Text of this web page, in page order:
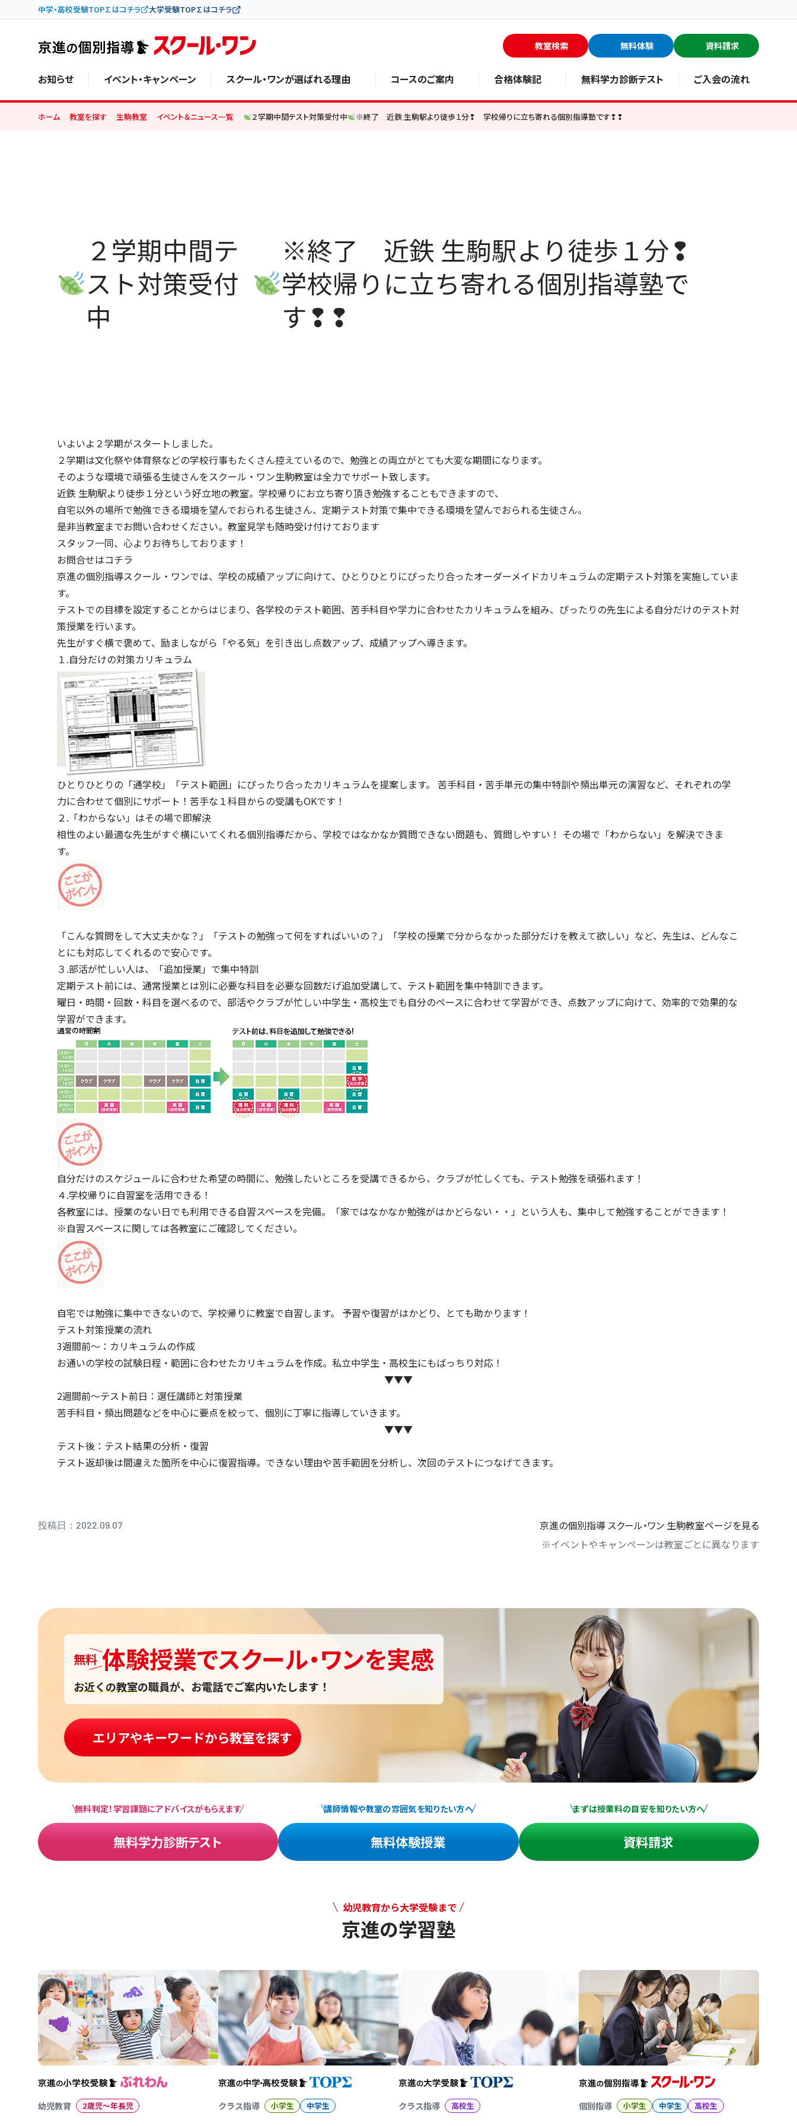
中学・高校受験TOP∑はコチラ 大学受験TOP∑はコチラ
教室検索 無料体験 資料請求
お知らせ イベント・キャンペーン スクール・ワンが選ばれる理由 コースのご案内 合格体験記 無料学力診断テスト ご入会の流れ
ホーム 教室を探す 生駒教室 イベント＆ニュース一覧 ２学期中間テスト対策受付中 ※終了 近鉄 生駒駅より徒歩１分❢ 学校帰りに立ち寄れる個別指導塾です❢❢
２学期中間テ
スト対策受付
中
※終了 近鉄 生駒駅より徒歩１分❢
学校帰りに立ち寄れる個別指導塾で
す❢❢
いよいよ２学期がスタートしました。
２学期は文化祭や体育祭などの学校行事もたくさん控えているので、勉強との両立がとても大変な期間になります。
そのような環境で頑張る生徒さんをスクール・ワン生駒教室は全力でサポート致します。
近鉄 生駒駅より徒歩１分という好立地の教室。学校帰りにお立ち寄り頂き勉強することもできますので、
自宅以外の場所で勉強できる環境を望んでおられる生徒さん、定期テスト対策で集中できる環境を望んでおられる生徒さん。
是非当教室までお問い合わせください。教室見学も随時受け付けております
スタッフ一同、心よりお待ちしております！
お問合せはコチラ
京進の個別指導スクール・ワンでは、学校の成績アップに向けて、ひとりひとりにぴったり合ったオーダーメイドカリキュラムの定期テスト対策を実施していま
す。
テストでの目標を設定することからはじまり、各学校のテスト範囲、苦手科目や学力に合わせたカリキュラムを組み、ぴったりの先生による自分だけのテスト対
策授業を行います。
先生がすぐ横で褒めて、励ましながら「やる気」を引き出し点数アップ、成績アップへ導きます。
１.自分だけの対策カリキュラム
ひとりひとりの「通学校」「テスト範囲」にぴったり合ったカリキュラムを提案します。 苦手科目・苦手単元の集中特訓や頻出単元の演習など、それぞれの学
力に合わせて個別にサポート！苦手な１科目からの受講もOKです！
２.「わからない」はその場で即解決
相性のよい最適な先生がすぐ横にいてくれる個別指導だから、学校ではなかなか質問できない問題も、質問しやすい！ その場で「わからない」を解決できま
す。
「こんな質問をして大丈夫かな？」「テストの勉強って何をすればいいの？」「学校の授業で分からなかった部分だけを教えて欲しい」など、先生は、どんなこ
とにも対応してくれるので安心です。
３.部活が忙しい人は、「追加授業」で集中特訓
定期テスト前には、通常授業とは別に必要な科目を必要な回数だげ追加受講して、テスト範囲を集中特訓できます。
曜日・時間・回数・科目を選べるので、部活やクラブが忙しい中学生・高校生でも自分のペースに合わせて学習ができ、点数アップに向けて、効率的で効果的な
学習ができます。
自分だけのスケジュールに合わせた希望の時間に、勉強したいところを受講できるから、クラブが忙しくても、テスト勉強を頑張れます！
４.学校帰りに自習室を活用できる！
各教室には、授業のない日でも利用できる自習スペースを完備。「家ではなかなか勉強がはかどらない・・」という人も、集中して勉強することができます！
※自習スペースに関しては各教室にご確認してください。
自宅では勉強に集中できないので、学校帰りに教室で自習します。 予習や復習がはかどり、とても助かります！
テスト対策授業の流れ
3週間前～：カリキュラムの作成
お通いの学校の試験日程・範囲に合わせたカリキュラムを作成。私立中学生・高校生にもばっちり対応！
▼▼▼
2週間前～テスト前日：選任講師と対策授業
苦手科目・頻出問題などを中心に要点を絞って、個別に丁寧に指導していきます。
▼▼▼
テスト後：テスト結果の分析・復習
テスト返却後は間違えた箇所を中心に復習指導。できない理由や苦手範囲を分析し、次回のテストにつなげてきます。
京進の個別指導 スクール・ワン 生駒教室ページを見る
※イベントやキャンペーンは教室ごとに異なります
投稿日：2022.09.07
無料 体験授業でスクール・ワンを実感
お近くの教室の職員が、お電話でご案内いたします！
エリアやキーワードから教室を探す
無料判定！学習課題にアドバイスがもらえます
無料学力診断テスト
講師情報や教室の雰囲気を知りたい方へ
無料体験授業
まずは授業料の目安を知りたい方へ
資料請求
幼児教育から大学受験まで
京進の学習塾
幼児教育 2歳児〜年長児 クラス指導 小学生 中学生 クラス指導 高校生 個別指導 小学生 中学生 高校生